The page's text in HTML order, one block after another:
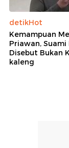
detikHot
Kemampuan
Priawan,
Disebut Bukan
kaleng